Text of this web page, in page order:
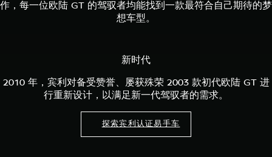
作，每一位欧陆 GT 的驾驭者均能找到一款最符合自己期待的梦
想车型。
新时代
2010 年，宾利对备受赞誉、屡获殊荣 2003 款初代欧陆 GT 进
行重新设计，以满足新一代驾驭者的需求。
探索宾利认证易手车